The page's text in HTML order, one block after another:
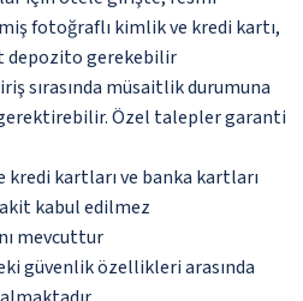
fotoğraflı kimlik ve kredi kartı,
depozito gerekebilir
sırasında müsaitlik durumuna
gerektirebilir. Özel talepler garanti
kredi kartları ve banka kartları
kabul edilmez
mevcuttur
güvenlik özellikleri arasında